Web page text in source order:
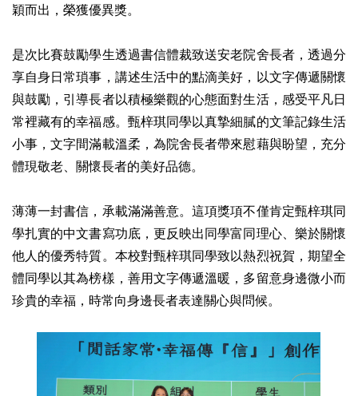
穎而出，榮獲優異獎。
是次比賽鼓勵學生透過書信體裁致送安老院舍長者，透過分
享自身日常瑣事，講述生活中的點滴美好，以文字傳遞關懷
與鼓勵，引導長者以積極樂觀的心態面對生活，感受平凡日
常裡藏有的幸福感。甄梓琪同學以真摯細膩的文筆記錄生活
小事，文字間滿載溫柔，為院舍長者帶來慰藉與盼望，充分
體現敬老、關懷長者的美好品德。
薄薄一封書信，承載滿滿善意。這項獎項不僅肯定甄梓琪同
學扎實的中文書寫功底，更反映出同學富同理心、樂於關懷
他人的優秀特質。本校對甄梓琪同學致以熱烈祝賀，期望全
體同學以其為榜樣，善用文字傳遞溫暖，多留意身邊微小而
珍貴的幸福，時常向身邊長者表達關心與問候。